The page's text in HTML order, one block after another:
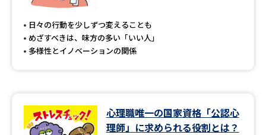
日々の行動を少しずつ変えることも
めざすべきは、味方の多い「いい人」
多様性とイノベーションの関係
心理職唯一の国家資格「公認心
理師」に求められる役割とは？